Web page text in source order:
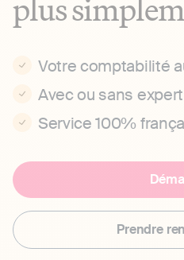
plus
Votre comptabilité
Avec ou sans
Service 100%
Prendre